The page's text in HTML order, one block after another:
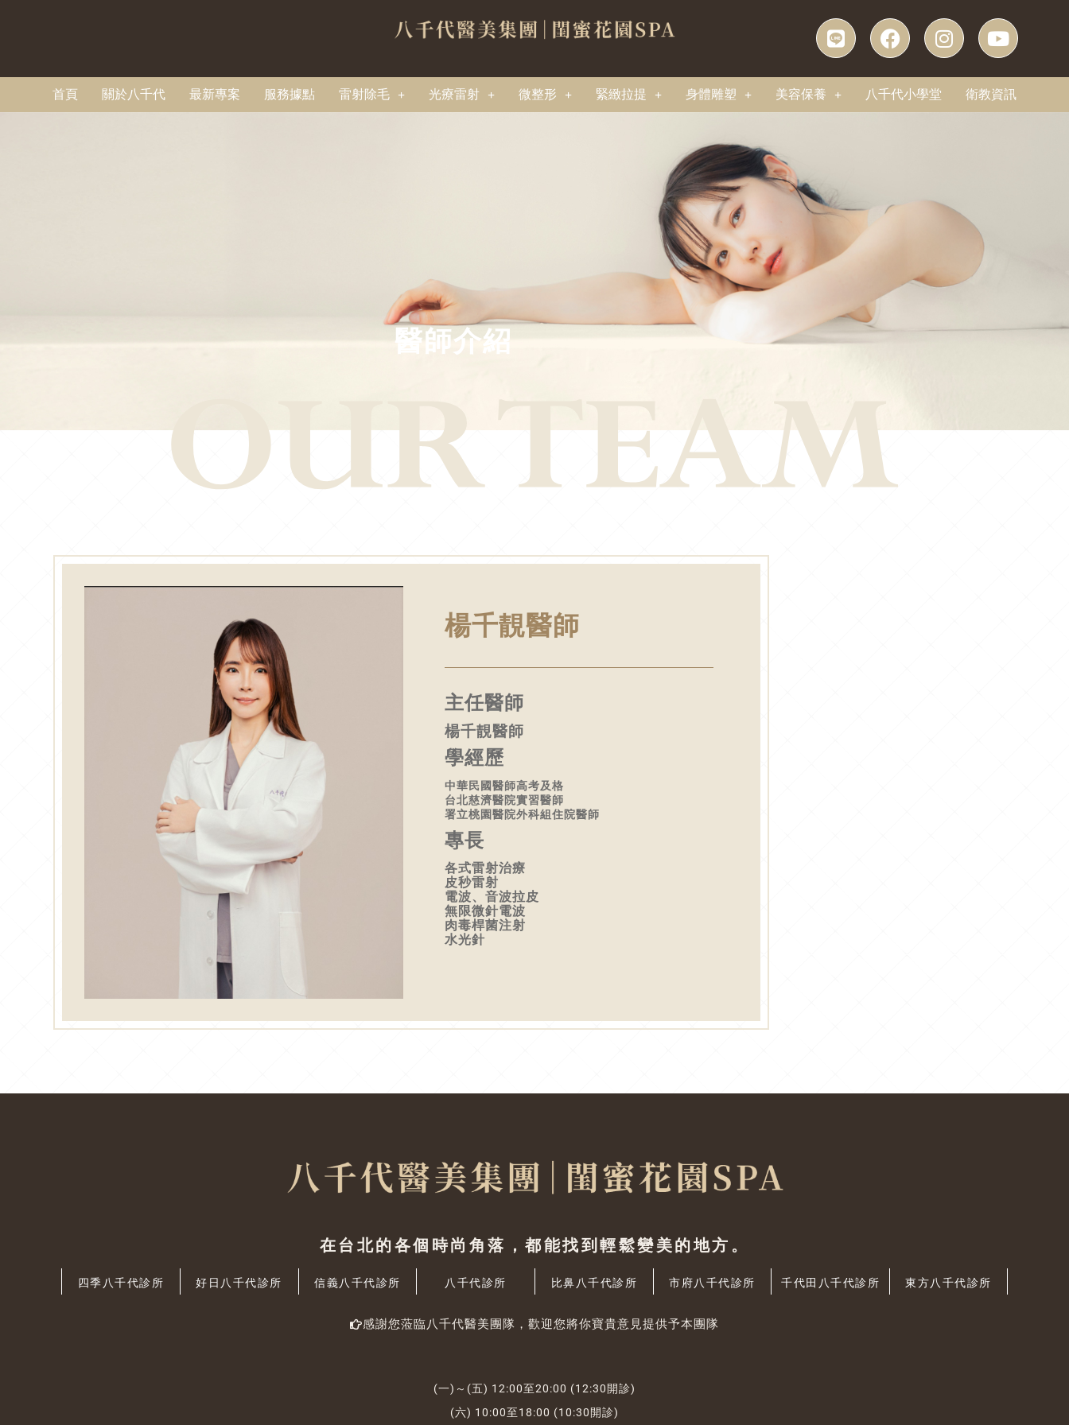
首頁 關於八千代 最新專案 服務據點 雷射除毛 光療雷射 微整形 緊緻拉提 身體雕塑 美容保養 八千代小學堂 衛教資訊
醫師介紹
楊千靚醫師
主任醫師
楊千靚醫師
學經歷
中華民國醫師高考及格
台北慈濟醫院實習醫師
署立桃園醫院外科組住院醫師
專長
各式雷射治療
皮秒雷射
電波、音波拉皮
無限微針電波
肉毒桿菌注射
水光針
在台北的各個時尚角落，都能找到輕鬆變美的地方。
四季八千代診所 好日八千代診所 信義八千代診所 八千代診所 比鼻八千代診所 市府八千代診所 千代田八千代診所 東方八千代診所
感謝您蒞臨八千代醫美團隊，歡迎您將你寶貴意見提供予本團隊
(一)～(五) 12:00至20:00 (12:30開診)
(六) 10:00至18:00 (10:30開診)